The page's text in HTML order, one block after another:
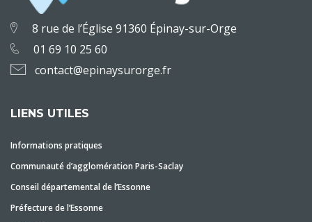
8 rue de l’Église 91360 Épinay-sur-Orge
01 69 10 25 60
contact@epinaysurorge.fr
LIENS UTILES
Informations pratiques
Communauté d’agglomération Paris-Saclay
Conseil départemental de l’Essonne
Préfecture de l’Essonne